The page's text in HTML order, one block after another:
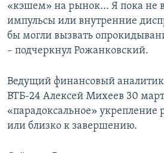
«кэшем» на рынок... Я пока не
импульсы или внутренние
бы могли вызвать
– подчеркнул Рожанковский.
Ведущий финансовый аналитик
ВТБ-24 Алексей Михеев 30
«парадоксальное» укрепление
или близко к завершению.